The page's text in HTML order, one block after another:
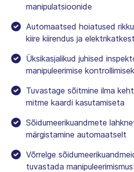
manipulatsioonide
Automaatsed hoiatused
kiire kiirendus ja
Üksikasjalikud juhised
manipuleerimise
Tuvastage sõitmine ilma
mitme kaardi kasutamiseta
Sõidumeerikuandmete
märgistamine automaatselt
Võrrelge
tuvastada